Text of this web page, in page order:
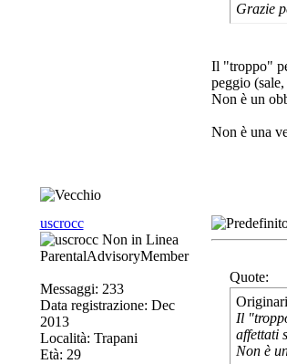
Grazie
Il "troppo"
peggio
Non è un
Non è una
uscrocc
ParentalAdvisoryMember
Messaggi: 233
Data registrazione: Dec
2013
Località: Trapani
Età: 29
Quote:
Il
affettati
Non è